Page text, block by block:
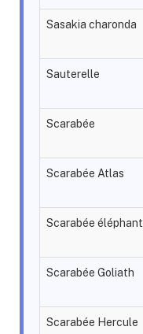
Sasakia charonda
Sauterelle
Scarabée
Scarabée Atlas
Scarabée éléphant
Scarabée Goliath
Scarabée Hercule